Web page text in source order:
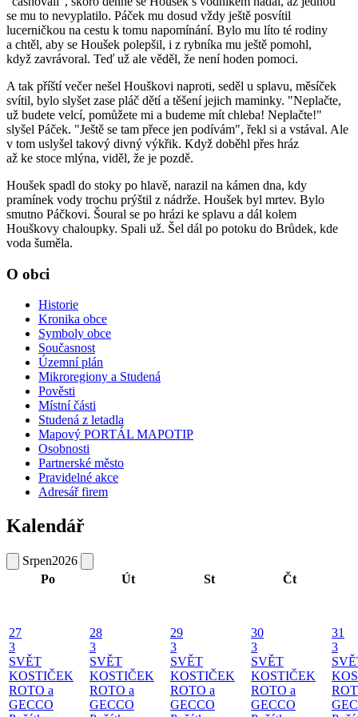
se mu to nevyplatilo. Páček mu dosud vždy ještě posvítil
lucerničkou na cestu k tomu napomínání. Bylo mu líto té rodiny
a chtěl, aby se Houšek polepšil, i z rybníka mu ještě pomohl,
když zavrávoral. Teď už ale věděl, že není hoden pomoci.
A tak příští večer nešel Houškovi naproti, seděl u splavu, měsíček
svítil, bylo slyšet zase pláč dětí a těšení jejich maminky. "Neplačte,
už budete velcí, pomůžete mi a budeme mít chleba! Neplačte!"
slyšel Páček. "Ještě se tam přece jen podívám", řekl si a vstával. Ale
v tom uslyšel takový divný výkřik. Když doběhl přes hráz
až ke stoce mlýna, viděl, že je pozdě.
Houšek spadl do stoky po hlavě, narazil na kámen dna, kdy
pramínek vody trochu prýštil z nádrže. Houšek byl mrtev. Bylo
smutno Páčkovi. Šoural se po hrázi ke splavu a dál kolem
Houškovy chaloupky. Spali už. Šel dál po potoku do Brůdek, kde
voda šuměla.
O obci
Historie
Kronika obce
Symboly obce
Současnost
Územní plán
Mikroregiony a Studená
Pověsti
Místní části
Studená z letadla
Mapový PORTÁL MAPOTIP
Osobnosti
Partnerské město
Pravidelné akce
Adresář firem
Kalendář
Srpen2026
Po
Út St Čt
27
3
SVĚT
KOSTIČEK
ROTO a
GECCO
28
3
SVĚT
KOSTIČEK
ROTO a
GECCO
29
3
SVĚT
KOSTIČEK
ROTO a
GECCO
30
3
SVĚT
KOSTIČEK
ROTO a
GECCO
31
3